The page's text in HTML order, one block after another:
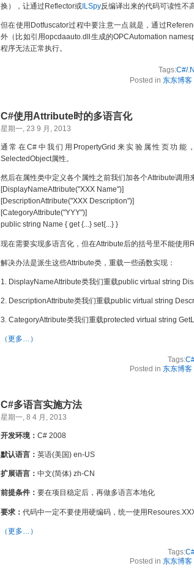
换），让通过Reflector或 ILSpy反编译出来的代码可读性不
但在使用Dotfuscator过程中要注意一点就是，通过
外（比如引用opcdaauto.dll生成的OPCAutomation
程序无法正常执行。
Tags:C#/
Posted in 东东博客|
C#使用Attribute时的多语言化
星期一, 23 9 月, 2013
通常在C#中我们用PropertyGrid来实验属性页功能
SelectedObject属性。
然后在属性类中定义各个属性之前我们加各个Attribute调用
[DisplayNameAttribute("XXX Name")]
[DescriptionAttribute("XXX Description")]
[CategoryAttribute("YYY")]
public string Name { get {...} set{...} }
现在需要实现多语言化，但在Attribute后的括号里不能使用
解决办法是派生这些Attribute类，重载一些函数实现：
1. DisplayNameAttribute类我们重载public virtual string
2. DescriptionAttribute类我们重载public virtual string
3. CategoryAttribute类我们重载protected virtual string
（更多…）
Tags:
Posted in 东东博客|
C#多语言实施方法
星期一, 8 4 月, 2013
开发环境： C# 2008
默认语言： 英语(美国) en-US
扩展语言： 中文(简体) zh-CN
前提条件： 要在项目稳定后，再做多语言本地化
要求： 代码中一定不要使用硬编码，统一使用
（更多…）
Tags:
Posted in 东东博客